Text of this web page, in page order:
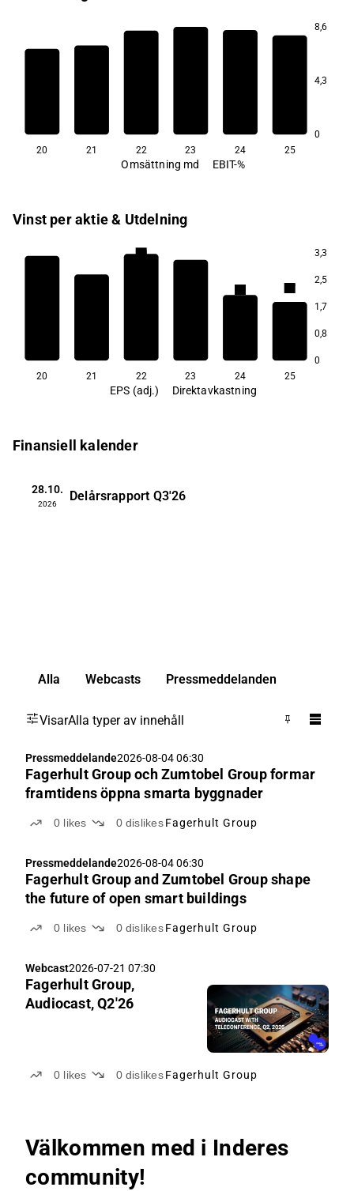
8,6
4,3
0
20 21 22 23 24 25
Omsättning md EBIT-%
Vinst per aktie & Utdelning
3,3
2,5
1,7
0,8
0
4,0
2,7
20 21 22 23 24 25
EPS (adj.) Direktavkastning
Finansiell kalender
28.10.
2026
Delårsrapport Q3'26
Alla Webcasts Pressmeddelanden
VisarAlla typer av innehåll
Pressmeddelande2026-08-04 06:30
Fagerhult Group och Zumtobel Group formar
framtidens öppna smarta byggnader
0 likes 0 dislikes Fagerhult Group
Pressmeddelande2026-08-04 06:30
Fagerhult Group and Zumtobel Group shape
the future of open smart buildings
0 likes 0 dislikes Fagerhult Group
Webcast2026-07-21 07:30
Fagerhult Group,
Audiocast, Q2'26
0 likes 0 dislikes Fagerhult Group
Välkommen med i Inderes
community!